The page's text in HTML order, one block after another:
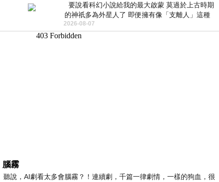
要說看科幻小說給我的最大啟蒙 莫過於上古時期
的神祇多為外星人了 即便擁有像「支離人」這種
驚世駭俗的神通法門 也未必讀
2026-08-07
腦霧
聽說，AI劇看太多會腦霧？！連續劇，千篇一律劇情，一樣的狗血，很